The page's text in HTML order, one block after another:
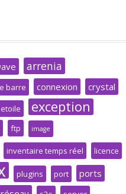
arrenia
barre connexion crystal
etoile exception
ftp image
inventaire temps réel licence
plugins port ports